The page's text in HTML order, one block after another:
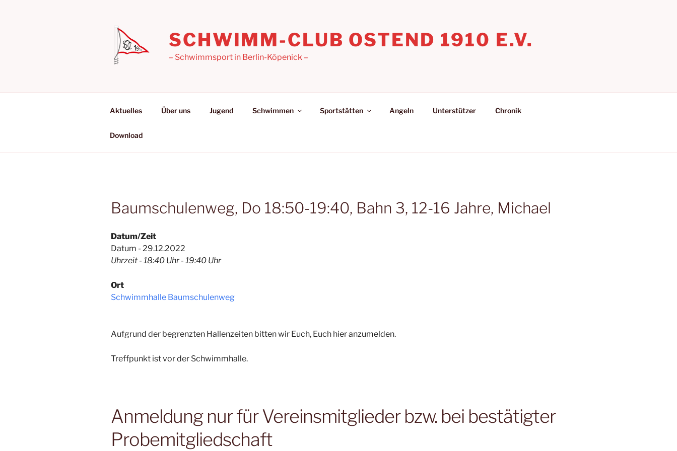
SCHWIMM-CLUB OSTEND 1910 E.V.
– Schwimmsport in Berlin-Köpenick –
Aktuelles Über uns Jugend Schwimmen Sportstätten Angeln Unterstützer Chronik
Download
Baumschulenweg, Do 18:50-19:40, Bahn 3, 12-16 Jahre, Michael
Datum/Zeit
Datum - 29.12.2022
Uhrzeit - 18:40 Uhr - 19:40 Uhr
Ort
Schwimmhalle Baumschulenweg
Aufgrund der begrenzten Hallenzeiten bitten wir Euch, Euch hier anzumelden.
Treffpunkt ist vor der Schwimmhalle.
Anmeldung nur für Vereinsmitglieder bzw. bei bestätigter
Probemitgliedschaft